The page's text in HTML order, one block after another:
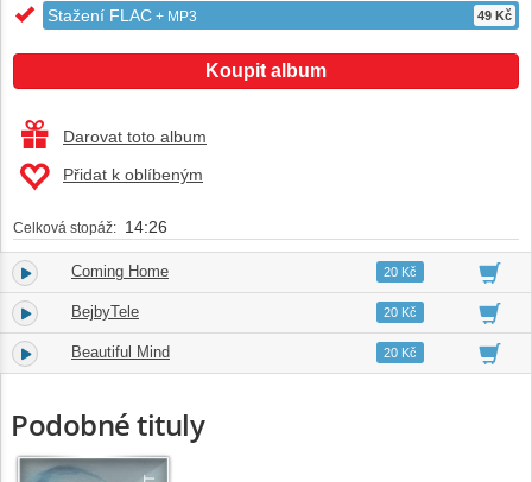
Stažení FLAC + MP3 49 Kč
Koupit album
Darovat toto album
Přidat k oblíbeným
Celková stopáž: 14:26
1. Coming Home 04:5720 Kč
2. BejbyTele 04:3920 Kč
3. Beautiful Mind 04:5020 Kč
Podobné tituly